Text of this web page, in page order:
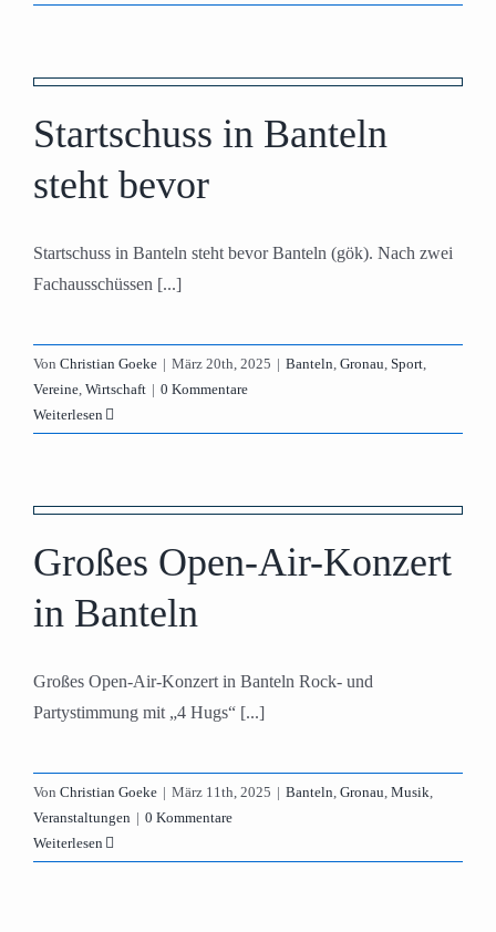
Startschuss in Banteln
steht bevor
Startschuss in Banteln steht bevor Banteln (gök). Nach zwei
Fachausschüssen [...]
Von Christian Goeke | März 20th, 2025 | Banteln Gronau Sport
Vereine Wirtschaft | 0 Kommentare
Weiterlesen
Großes Open-Air-Konzert
in Banteln
Großes Open-Air-Konzert in Banteln Rock- und
Partystimmung mit „4 Hugs“ [...]
Von Christian Goeke | März 11th, 2025 | Banteln Gronau Musik
Veranstaltungen | 0 Kommentare
Weiterlesen